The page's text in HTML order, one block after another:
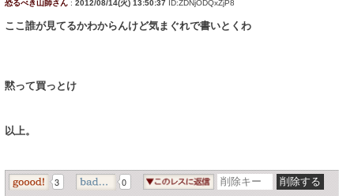
恐るべき山師さん : 2012/08/14(火) 13:50:37 ID:ZDNjODQxZjP8
ここ誰が見てるかわからんけど気まぐれで書いとくわ
黙って買っとけ
以上。
3 0